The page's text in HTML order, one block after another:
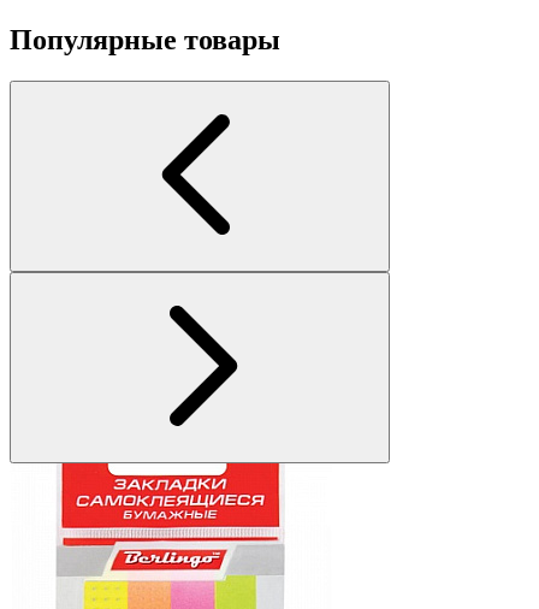
Популярные товары